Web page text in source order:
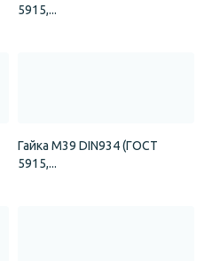
5915,...
Гайка М39 DIN934 (ГОСТ
5915,...